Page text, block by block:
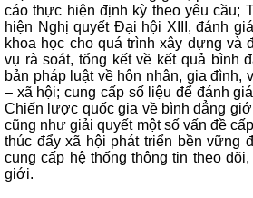
cáo thực hiện định kỳ theo yêu cầu;
hiện Nghị quyết Đại hội XIII, đánh
khoa học cho quá trình xây dựng và
vụ rà soát, tổng kết về kết quả bình
bản pháp luật về hôn nhân, gia đình,
– xã hội; cung cấp số liệu để đánh
Chiến lược quốc gia về bình đẳng
cũng như giải quyết một số vấn đề
thúc đẩy xã hội phát triển bền vững
cung cấp hệ thống thông tin theo
giới.